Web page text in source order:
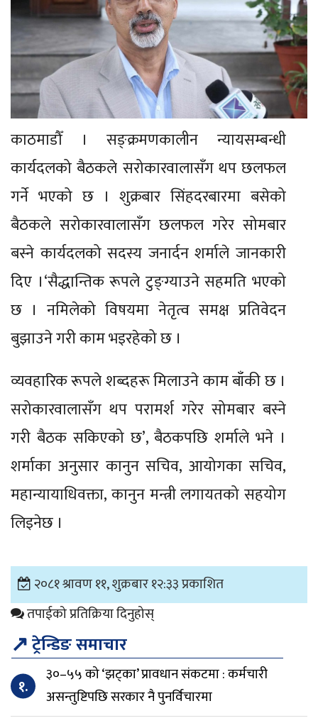
काठमाडौँ । सङ्क्रमणकालीन न्यायसम्बन्धी
कार्यदलको बैठकले सरोकारवालासँग थप छलफल
गर्ने भएको छ । शुक्रबार सिंहदरबारमा बसेको
बैठकले सरोकारवालासँग छलफल गरेर सोमबार
बस्ने कार्यदलको सदस्य जनार्दन शर्माले जानकारी
दिए ।‘सैद्धान्तिक रूपले टुङ्ग्याउने सहमति भएको
छ । नमिलेको विषयमा नेतृत्व समक्ष प्रतिवेदन
बुझाउने गरी काम भइरहेको छ ।
व्यवहारिक रूपले शब्दहरू मिलाउने काम बाँकी छ ।
सरोकारवालासँग थप परामर्श गरेर सोमबार बस्ने
गरी बैठक सकिएको छ’, बैठकपछि शर्माले भने ।
शर्माका अनुसार कानुन सचिव, आयोगका सचिव,
महान्यायाधिवक्ता, कानुन मन्त्री लगायतको सहयोग
लिइनेछ ।
२०८१ श्रावण ११, शुक्रबार १२:३३ प्रकाशित
तपाईको प्रतिक्रिया दिनुहोस्
↗ट्रेन्डिङ समाचार
१.
३०–५५ को ‘झट्का’ प्रावधान संकटमा : कर्मचारी
असन्तुष्टिपछि सरकार नै पुनर्विचारमा